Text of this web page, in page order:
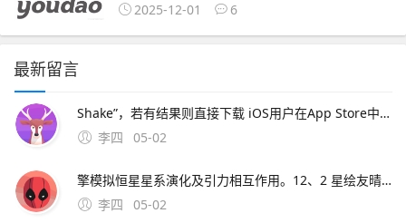
2025-12-01
6
最新留言
Shake”，若有结果则直接下载 iOS用户在App Store中搜索同名游戏，点击获取安装第三方平台风险提示若官方未发布移动版，某些网站可能提供非官方移植或模拟器版本此类来源存在安全风险病毒数据泄露，强烈建议避免使用替代方案可尝试。7、手机下载免费版模拟器非常方便，
李四
05-02
擎模拟恒星星系演化及引力相互作用。12、2 星绘友晴天电脑版宇宙生活模拟游戏若需体验宇宙生活模拟游戏“星绘友晴天”，需通过MuMu模拟器运行该游戏适配Windows和macOS系统，操作步骤如下未安装模拟器访问游戏下载页面，点击“下
李四
05-02